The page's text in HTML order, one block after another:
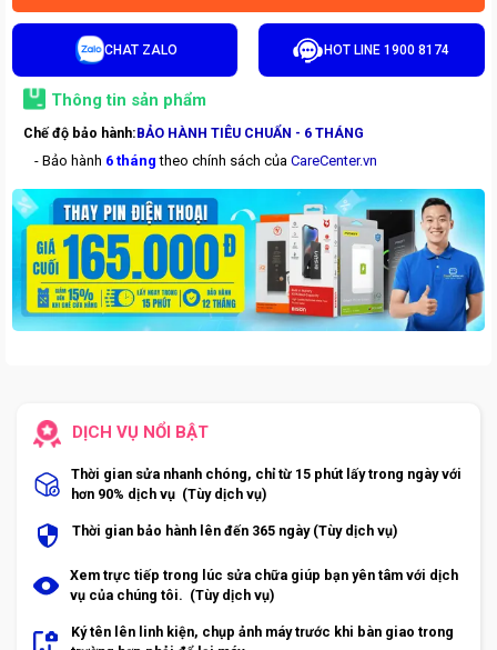
CHAT ZALO HOT LINE 1900 8174
Thông tin sản phẩm
Chế độ bảo hành:BẢO HÀNH TIÊU CHUẨN - 6 THÁNG
- Bảo hành 6 tháng theo chính sách của CareCenter.vn
DỊCH VỤ NỔI BẬT
Thời gian sửa nhanh chóng, chỉ từ 15 phút lấy trong ngày với
hơn 90% dịch vụ (Tùy dịch vụ)
Thời gian bảo hành lên đến 365 ngày (Tùy dịch vụ)
Xem trực tiếp trong lúc sửa chữa giúp bạn yên tâm với dịch
vụ của chúng tôi. (Tùy dịch vụ)
Ký tên lên linh kiện, chụp ảnh máy trước khi bàn giao trong